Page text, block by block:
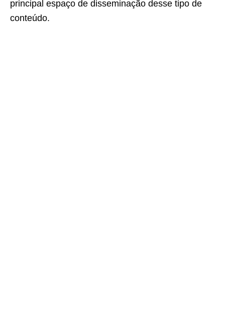
principal espaço de disseminação desse tipo de
conteúdo.